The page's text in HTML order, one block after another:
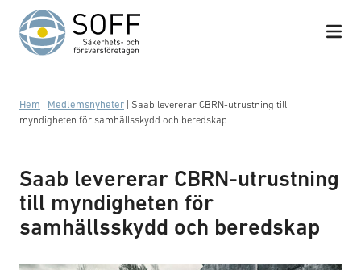
Hoppa till innehåll
Hem Medlemsnyheter
Saab levererar CBRN-utrustning till
myndigheten för samhällsskydd och beredskap
Saab levererar CBRN-utrustning
till myndigheten för
samhällsskydd och beredskap